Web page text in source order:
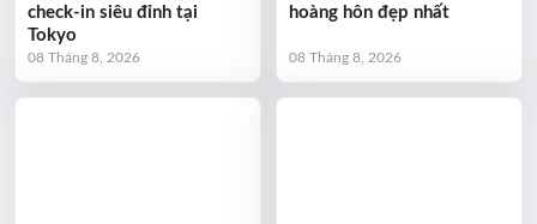
check-in siêu đỉnh tại
Tokyo
08 Tháng 8, 2026
hoàng hôn đẹp nhất
08 Tháng 8, 2026